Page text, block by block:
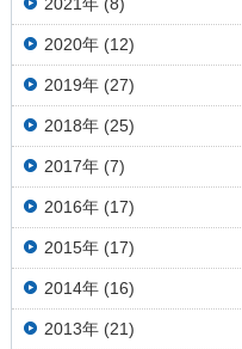
2020年 (12)
2019年 (27)
2018年 (25)
2017年 (7)
2016年 (17)
2015年 (17)
2014年 (16)
2013年 (21)